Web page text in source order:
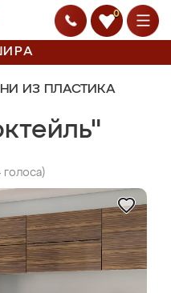
0
ИЗ ПЛАСТИКА
голоса)